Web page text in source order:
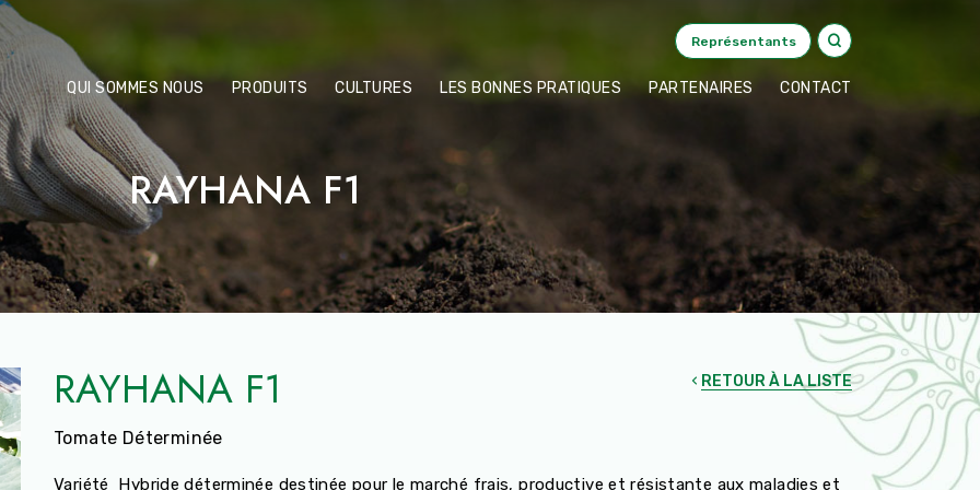
Représentants
QUI SOMMES NOUS PRODUITS CULTURES LES BONNES PRATIQUES PARTENAIRES CONTACT
RAYHANA F1
RAYHANA F1
Tomate Déterminée
RETOUR À LA LISTE
Variété Hybride déterminée destinée pour le marché frais, productive et résistante aux maladies et